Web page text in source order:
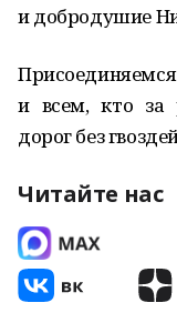
и добродушие
и всем, кто за
дорог без
Читайте нас